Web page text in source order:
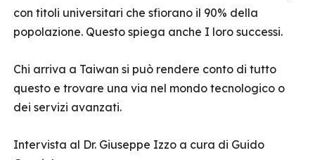
con titoli universitari che sfiorano il 90% della
popolazione. Questo spiega anche I loro successi.
Chi arriva a Taiwan si può rendere conto di tutto
questo e trovare una via nel mondo tecnologico o
dei servizi avanzati.
Intervista al Dr. Giuseppe Izzo a cura di Guido